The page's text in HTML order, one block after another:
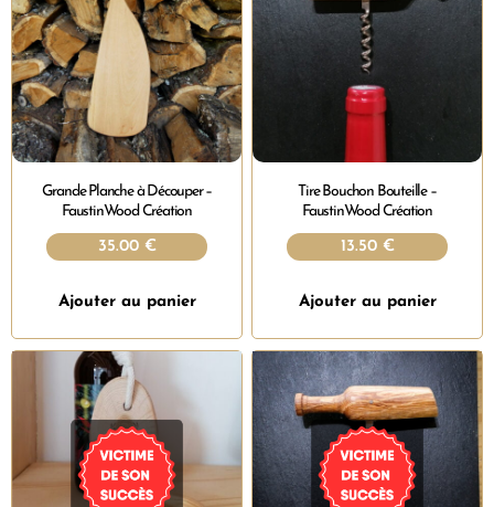
Grande Planche à Découper –
FaustinWood Création
35.00 €
Ajouter au panier
Tire Bouchon Bouteille –
FaustinWood Création
13.50 €
Ajouter au panier